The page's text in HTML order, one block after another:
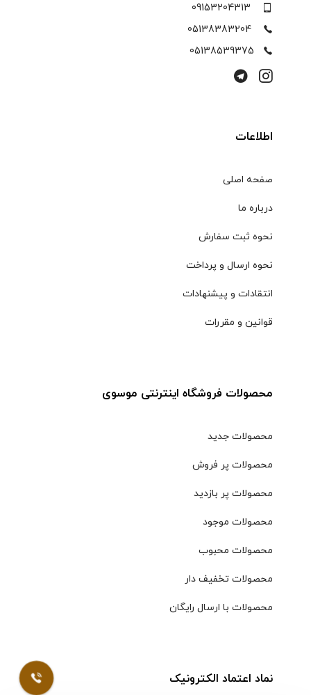
09153204313
05138383204
05138539375
اطلاعات
صفحه اصلی
درباره ما
نحوه ثبت سفارش
نحوه ارسال و پرداخت
انتقادات و پیشنهادات
قوانین و مقررات
محصولات فروشگاه اینترنتی موسوی
محصولات جدید
محصولات پر فروش
محصولات پر بازدید
محصولات موجود
محصولات محبوب
محصولات تخفیف دار
محصولات با ارسال رایگان
نماد اعتماد الکترونیک